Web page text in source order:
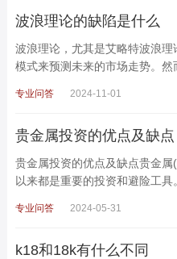
波浪理论的缺陷是什么
波浪理论，尤其是艾略特波浪
模式来预测未来的市场走势。然
专业问答 2024-11-01
贵金属投资的优点及缺点
贵金属投资的优点及缺点贵金
以来都是重要的投资和避险工
专业问答 2024-05-31
k18和18k有什么不同